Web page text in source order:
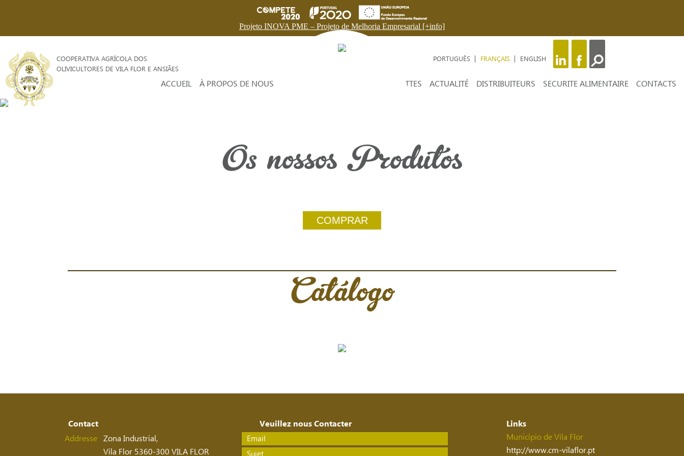
Projeto INOVA PME – Projeto de Melhoria Empresarial [+info]
COOPERATIVA AGRÍCOLA DOS
OLIVICULTORES DE VILA FLOR E ANSIÃES
PORTUGUÊS FRANÇAIS ENGLISH
ACCUEIL À PROPOS DE NOUS RECETTES ACTUALITÉ DISTRIBUITEURS SECURITE ALIMENTAIRE CONTACTS
Os nossos Produtos
Catálogo
Contact
Addresse Zona Industrial,
Vila Flor 5360-300 VILA FLOR
Veuillez nous Contacter
Links
Município de Vila Flor
http://www.cm-vilaflor.pt